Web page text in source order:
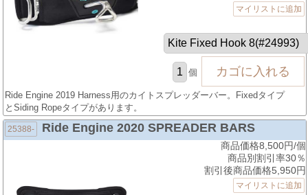
マイリストに追加
個
Ride Engine 2019 Harness用のカイトスプレッダーバー。Fixedタイプ
とSiding Ropeタイプがあります。
25388- Ride Engine 2020 SPREADER BARS
商品価格8,500円/個
商品別割引率30％
割引後商品価格5,950円
マイリストに追加